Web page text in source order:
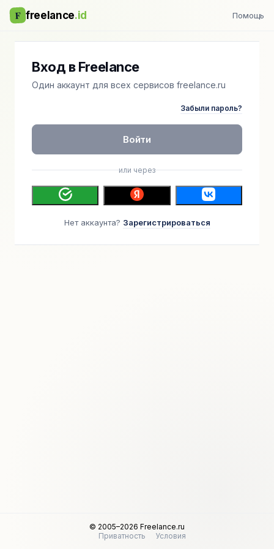
F freelance.id Помощь
Вход в Freelance
Один аккаунт для всех сервисов freelance.ru
Забыли пароль?
Войти
или через
Нет аккаунта? Зарегистрироваться
© 2005–2026 Freelance.ru
Приватность
Условия